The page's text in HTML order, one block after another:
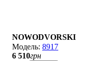
NOWODVORSKI
8917
6 510грн